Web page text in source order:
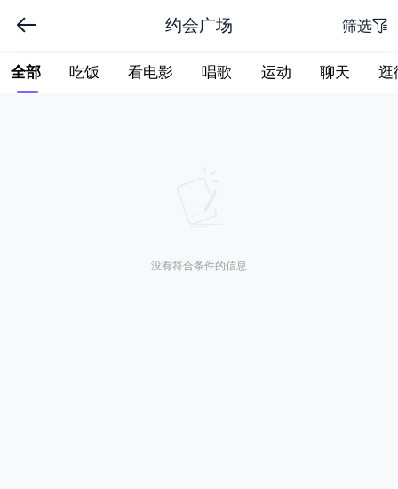
约会广场 筛选
全部 吃饭 看电影 唱歌 运动 聊天 逛
下拉刷新
没有符合条件的信息